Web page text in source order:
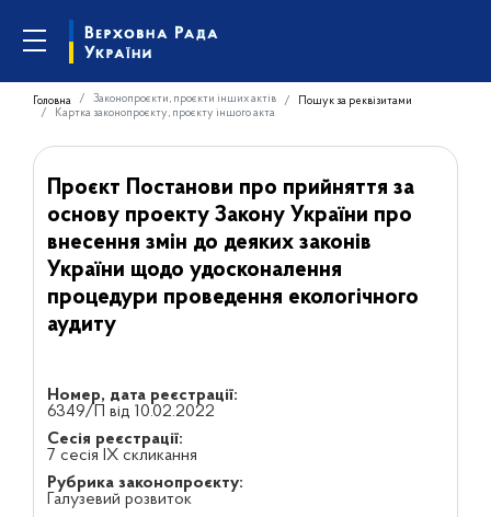
Головна Законопроєкти, проєкти інших актів
Пошук за реквізитами
Картка законопроєкту, проєкту іншого акта
Проєкт Постанови про прийняття за
основу проекту Закону України про
внесення змін до деяких законів
України щодо удосконалення
процедури проведення екологічного
аудиту
Номер, дата реєстрації:
6349/П від 10.02.2022
Сесія реєстрації:
7 сесія IX скликання
Рубрика законопроєкту:
Галузевий розвиток